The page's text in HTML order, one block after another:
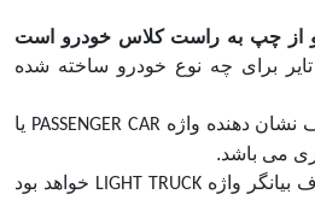
از چپ به راست کلاس خودرو است
برای چه نوع خودرو ساخته شده
نشان دهنده واژه PASSENGER CAR یا
می باشد.
بیانگر واژه LIGHT TRUCK خواهد بود